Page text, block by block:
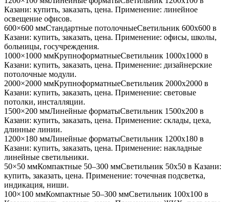
Казани: купить, заказать, цена. Применение: линейное
освещение офисов.
600×600 ммСтандартные потолочныеСветильник 600x600 в
Казани: купить, заказать, цена. Применение: офисы, школы,
больницы, госучреждения.
1000×1000 ммКрупноформатныеСветильник 1000x1000 в
Казани: купить, заказать, цена. Применение: дизайнерские
потолочные модули.
2000×2000 ммКрупноформатныеСветильник 2000x2000 в
Казани: купить, заказать, цена. Применение: световые
потолки, инсталляции.
1500×200 ммЛинейные форматыСветильник 1500x200 в
Казани: купить, заказать, цена. Применение: склады, цеха,
длинные линии.
1200×180 ммЛинейные форматыСветильник 1200x180 в
Казани: купить, заказать, цена. Применение: накладные
линейные светильники.
50×50 ммКомпактные 50–300 ммСветильник 50x50 в Казани:
купить, заказать, цена. Применение: точечная подсветка,
индикация, ниши.
100×100 ммКомпактные 50–300 ммСветильник 100x100 в